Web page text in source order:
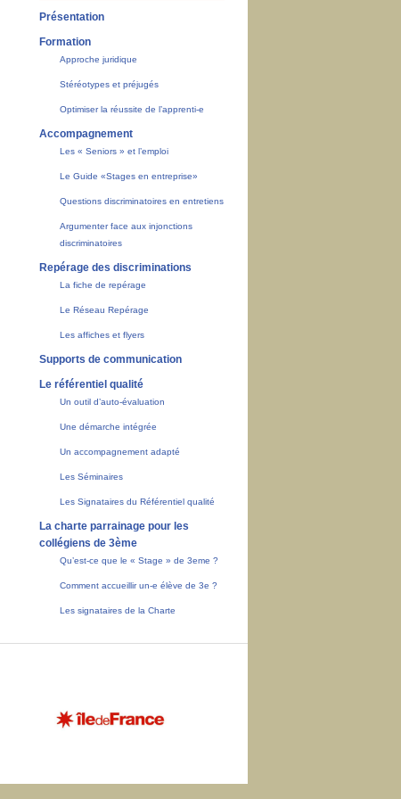
Présentation
Formation
Approche juridique
Stéréotypes et préjugés
Optimiser la réussite de l’apprenti-e
Accompagnement
Les « Seniors » et l’emploi
Le Guide «Stages en entreprise»
Questions discriminatoires en entretiens
Argumenter face aux injonctions
discriminatoires
Repérage des discriminations
La fiche de repérage
Le Réseau Repérage
Les affiches et flyers
Supports de communication
Le référentiel qualité
Un outil d’auto-évaluation
Une démarche intégrée
Un accompagnement adapté
Les Séminaires
Les Signataires du Référentiel qualité
La charte parrainage pour les
collégiens de 3ème
Qu’est-ce que le « Stage » de 3eme ?
Comment accueillir un-e élève de 3e ?
Les signataires de la Charte